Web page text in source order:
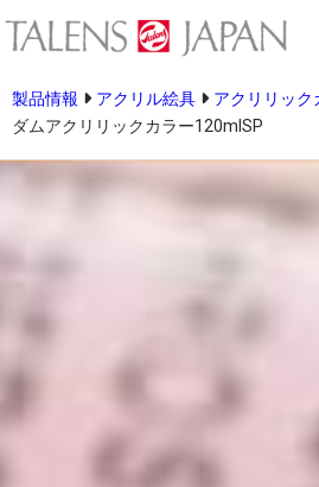
製品情報 アクリル絵具 アクリリック
ダムアクリリックカラー120mlSP